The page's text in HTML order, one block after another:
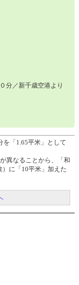
分／新千歳空港より
「1.65平米」として
異なることから、「和
に「10平米」加えた